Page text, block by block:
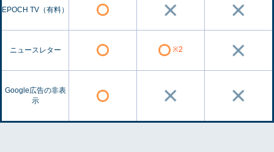
EPOCH TV（有料）
ニュースレター ※2
Google広告の非表
示